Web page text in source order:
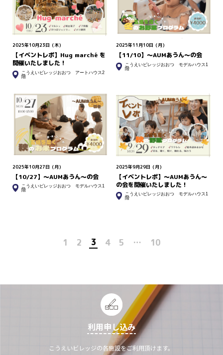
2025年10月23日（木）
【イベントレポ】Hug marché を
開催いたしました！
こうえいビレッジおおつ アートハウス2
階
2025年11月10日（月）
【11/10】〜AUMあうん〜の会
こうえいビレッジおおつ モデルハウス1
階
2025年10月27日（月）
【10/27】〜AUMあうん〜の会
こうえいビレッジおおつ モデルハウス1
階
2025年9月29日（月）
【イベントレポ】～AUMあうん～
の会を開催いたしました！
こうえいビレッジおおつ モデルハウス1
階
1 2 3 4 5 … 10
利用申し込み
こうえいビレッジの各施設をご利用頂けます。